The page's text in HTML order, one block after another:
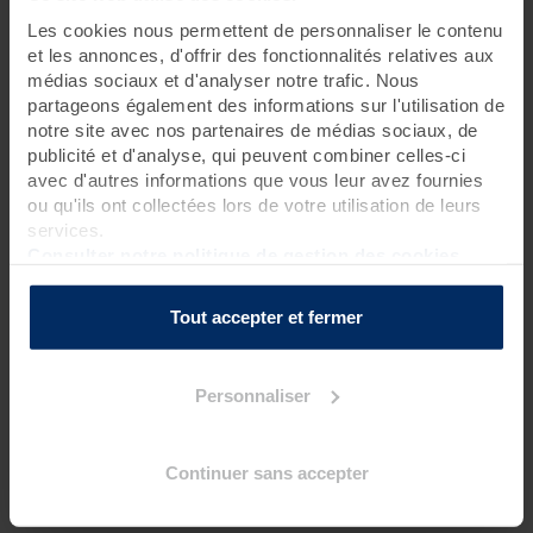
Les cookies nous permettent de personnaliser le contenu
et les annonces, d'offrir des fonctionnalités relatives aux
médias sociaux et d'analyser notre trafic. Nous
partageons également des informations sur l'utilisation de
notre site avec nos partenaires de médias sociaux, de
publicité et d'analyse, qui peuvent combiner celles-ci
avec d'autres informations que vous leur avez fournies
ou qu'ils ont collectées lors de votre utilisation de leurs
services.
Tout accepter et fermer
Personnaliser
Continuer sans accepter
1 jour • 2 soins
Les bienfaits du spa dans un lieu unique ! Laissez-vous
envoûter pour lâcher prise et retrouver une sérénité intérieure.
Rituel possible tous les jours.
Rendez-vous à 8h40 pour une réservation le matin
Rendez-vous à 13h40 pour une réservation l’après-midi
Pour connaître l’heure de début de votre premier
votre venue.
1 massage du monde au choix parmi : abhyanga, californien,